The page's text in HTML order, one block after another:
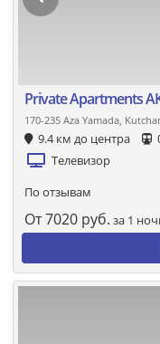
Private Apartments
170-235 Aza Yamada,
9.4 км до центра
Телевизор
По отзывам
От7020 руб. за 1